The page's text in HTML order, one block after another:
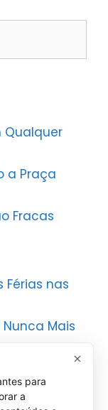
Qualquer
a Praça
Fracas
Férias nas
Mais
Cada
para
a